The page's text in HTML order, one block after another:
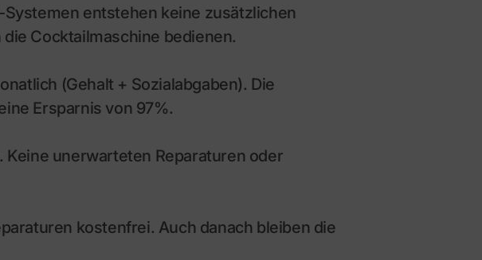
entstehen keine zusätzlichen
Cocktailmaschine bedienen.
(Gehalt + Sozialabgaben). Die
Ersparnis von 97%.
unerwarteten Reparaturen oder
kostenfrei. Auch danach bleiben die